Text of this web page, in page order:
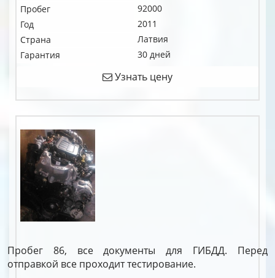
Пробег
92000
Год
2011
Страна
Латвия
Гарантия
30 дней
Узнать цену
Пробег 86, все документы для ГИБДД. Перед
отправкой все проходит тестирование.